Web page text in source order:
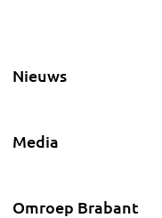
Nieuws
Media
Omroep Brabant